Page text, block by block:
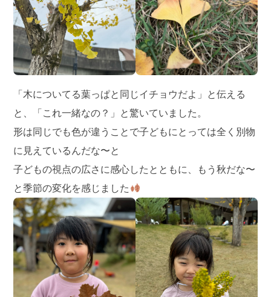
「木についてる葉っぱと同じイチョウだよ」と伝える
と、「これ一緒なの？」と驚いていました。
形は同じでも色が違うことで子どもにとっては全く別物
に見えているんだな〜と
子どもの視点の広さに感心したとともに、もう秋だな〜
と季節の変化を感じました